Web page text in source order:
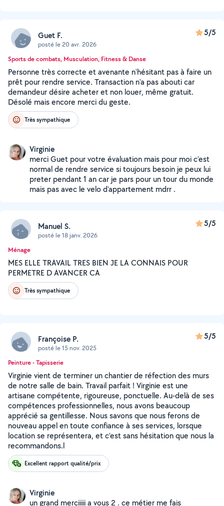
Guet F.
posté le 20 avr. 2026
5/5
Sports de combats, Musculation, Fitness & Danse
Personne très correcte et avenante n'hésitant pas à faire un
prêt pour rendre service. Transaction n'a pas abouti car
demandeur désire acheter et non louer, même gratuit.
Désolé mais encore merci du geste.
Très sympathique
Virginie
merci Guet pour votre évaluation mais pour moi c'est
normal de rendre service si toujours besoin je peux lui
preter pendant 1 an car je pars pour un tour du monde
mais pas avec le velo d'appartement mdrr .
Manuel S.
posté le 18 janv. 2026
5/5
Ménage
MES ELLE TRAVAIL TRES BIEN JE LA CONNAIS POUR
PERMETRE D AVANCER CA
Très sympathique
Françoise P.
posté le 15 nov. 2025
5/5
Peinture - Tapisserie
Virginie vient de terminer un chantier de réfection des murs
de notre salle de bain. Travail parfait ! Virginie est une
artisane compétente, rigoureuse, ponctuelle. Au-delà de ses
compétences professionnelles, nous avons beaucoup
apprécié sa gentillesse. Nous savons que nous ferons de
nouveau appel en toute confiance à ses services, lorsque
location se représentera, et c’est sans hésitation que nous la
recommandons.l
Excellent rapport qualité/prix
Virginie
un grand merciiiii a vous 2 . ce métier me fais